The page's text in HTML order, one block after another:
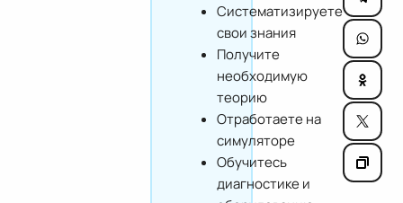
Систематизируете
свои знания
Получите
необходимую
теорию
Отработаете на
симуляторе
Обучитесь
диагностике и